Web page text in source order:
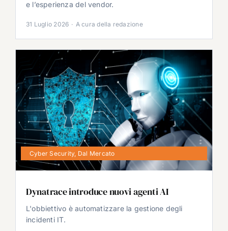
e l’esperienza del vendor.
31 Luglio 2026 · A cura della redazione
Cyber Security, Dal Mercato
Dynatrace introduce nuovi agenti AI
L'obbiettivo è automatizzare la gestione degli
incidenti IT.